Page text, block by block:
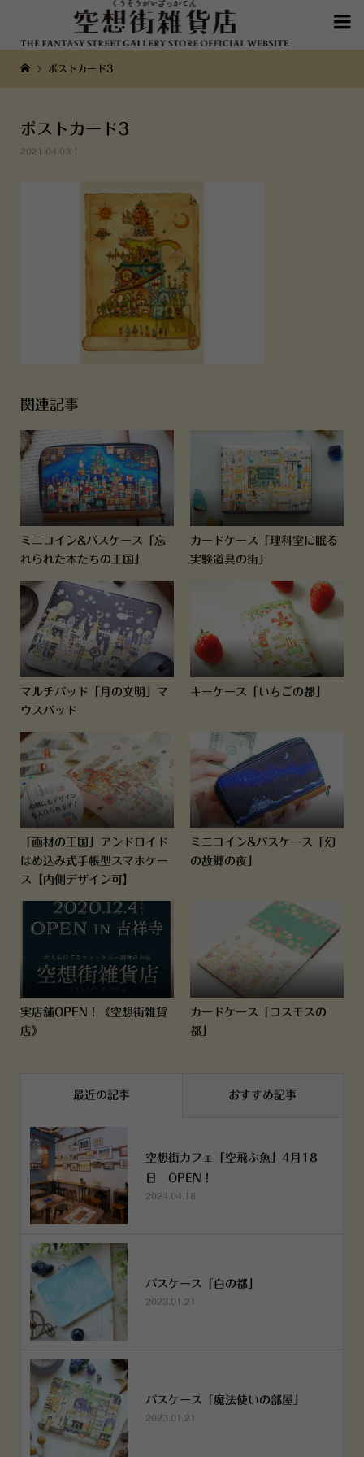

ポストカード3
ポストカード3
2021.04.03
関連記事
ミニコイン&パスケース「忘
れられた本たちの王国」
カードケース「理科室に眠る
実験道具の街」
マルチパッド「月の文明」マ
ウスパッド
キーケース「いちごの都」
「画材の王国」アンドロイド
はめ込み式手帳型スマホケー
ス【内側デザイン可】
ミニコイン&パスケース「幻
の故郷の夜」
実店舗OPEN！《空想街雑貨
店》
カードケース「コスモスの
都」
最近の記事 おすすめ記事
空想街カフェ「空飛ぶ魚」4月18
日 OPEN！
2024.04.18
パスケース「白の都」
2023.01.21
パスケース「魔法使いの部屋」
2023.01.21